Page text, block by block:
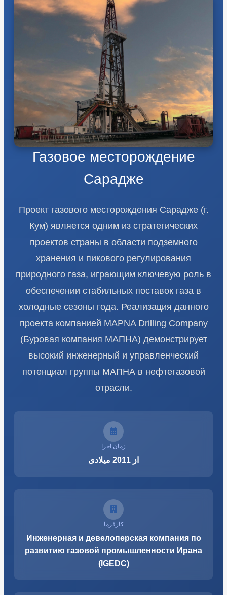
Газовое месторождение
Сарадже
Проект газового месторождения Сарадже (г.
Кум) является одним из стратегических
проектов страны в области подземного
хранения и пикового регулирования
природного газа, играющим ключевую роль в
обеспечении стабильных поставок газа в
холодные сезоны года. Реализация данного
проекта компанией MAPNA Drilling Company
(Буровая компания МАПНА) демонстрирует
высокий инженерный и управленческий
потенциал группы МАПНА в нефтегазовой
отрасли.
زمان اجرا
از 2011 میلادی
کارفرما
Инженерная и девелоперская компания по
развитию газовой промышленности Ирана
(IGEDC)